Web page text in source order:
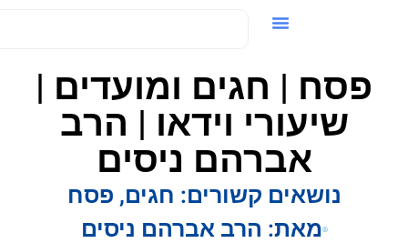
פסח | חגים ומועדים |
שיעורי וידאו | הרב
אברהם ניסים
נושאים קשורים: חגים,פסח
מאת:הרב אברהם ניסים